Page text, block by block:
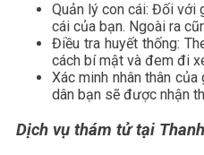
Quản lý con cái: Đối với
cái của bạn. Ngoài ra
Điều tra huyết thống:
cách bí mật và đem đi
Xác minh nhân thân
dân bạn sẽ được nhận
Dịch vụ thám tử tại